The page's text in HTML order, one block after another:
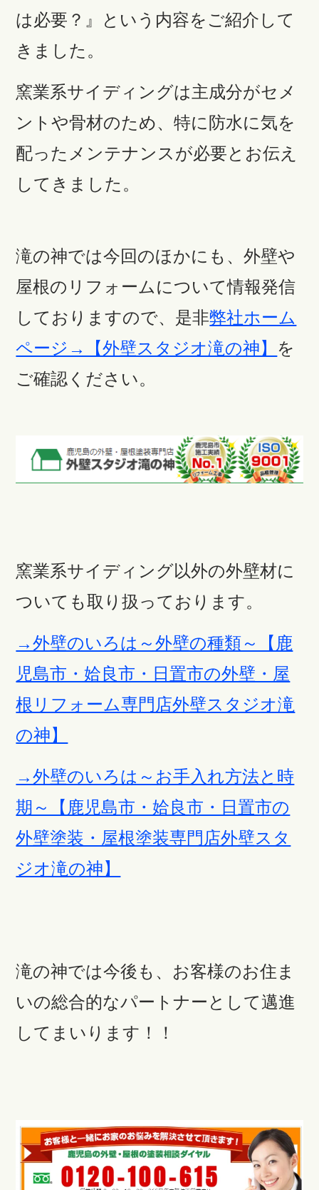
は必要？』という内容をご紹介して
きました。
窯業系サイディングは主成分がセメ
ントや骨材のため、特に防水に気を
配ったメンテナンスが必要とお伝え
してきました。
滝の神では今回のほかにも、外壁や
屋根のリフォームについて情報発信
しておりますので、是非弊社ホーム
ページ→【外壁スタジオ滝の神】 を
ご確認ください。
窯業系サイディング以外の外壁材に
ついても取り扱っております。
→外壁のいろは～外壁の種類～【鹿
児島市・姶良市・日置市の外壁・屋
根リフォーム専門店外壁スタジオ滝
の神】
→外壁のいろは～お手入れ方法と時
期～【鹿児島市・姶良市・日置市の
外壁塗装・屋根塗装専門店外壁スタ
ジオ滝の神】
滝の神では今後も、お客様のお住ま
いの総合的なパートナーとして邁進
してまいります！！